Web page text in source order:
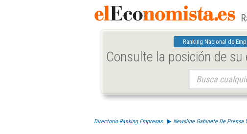
Ranking Nacional de
Consulte la posición de
Directorio Ranking Empresas Newsline Gabinete De Prensa